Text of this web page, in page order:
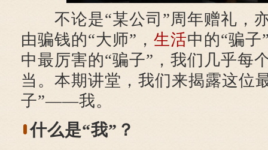
不论是“某公司”周年赠礼，亦
由骗钱的“大师”， 生活中的“骗子
中最厉害的“骗子”，我们几乎每
当。本期讲堂，我们来揭露这位
子”——我。
什么是“我”？